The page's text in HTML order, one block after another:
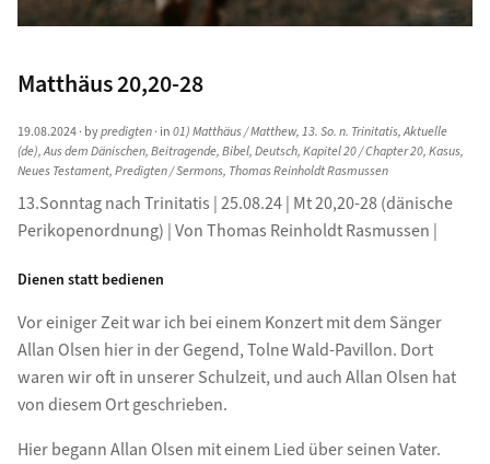
Matthäus 20,20-28
19.08.2024· bypredigten· in01) Matthäus / Matthew,13. So. n. Trinitatis,Aktuelle
(de),Aus dem Dänischen,Beitragende,Bibel,Deutsch,Kapitel 20 / Chapter 20,Kasus,
Neues Testament,Predigten / Sermons, Thomas Reinholdt Rasmussen
13.Sonntag nach Trinitatis | 25.08.24 | Mt 20,20-28 (dänische
Perikopenordnung) | Von Thomas Reinholdt Rasmussen |
Dienen statt bedienen
Vor einiger Zeit war ich bei einem Konzert mit dem Sänger
Allan Olsen hier in der Gegend, Tolne Wald-Pavillon. Dort
waren wir oft in unserer Schulzeit, und auch Allan Olsen hat
von diesem Ort geschrieben.
Hier begann Allan Olsen mit einem Lied über seinen Vater.